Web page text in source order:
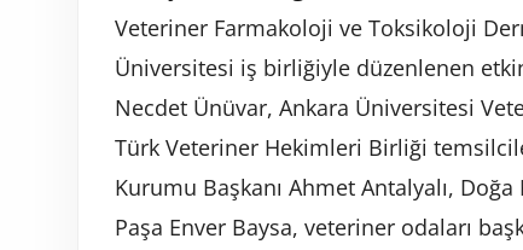
Veteriner Farmakoloji ve Toksikoloji
Üniversitesi iş birliğiyle düzenlenen
Necdet Ünüvar, Ankara Üniversitesi
Türk Veteriner Hekimleri Birliği
Kurumu Başkanı Ahmet Antalyalı,
Paşa Enver Baysa, veteriner odaları